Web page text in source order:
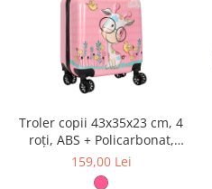
Troler copii 43x35x23 cm, 4
roți, ABS + Policarbonat,
model Girafă 3D roz
159,00 Lei